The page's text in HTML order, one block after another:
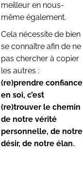
meilleur en nous-
même également.
Cela nécessite de bien
se connaître afin de ne
pas chercher à copier
les autres :
(re)prendre confiance
en soi, c’est
(re)trouver le chemin
de notre vérité
personnelle, de notre
désir, de notre élan.